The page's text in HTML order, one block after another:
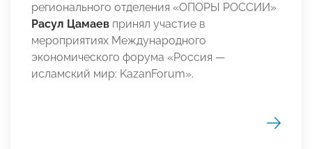
регионального отделения «ОПОРЫ РОССИИ»
Расул Цамаев принял участие в
мероприятиях Международного
экономического форума «Россия —
исламский мир: KazanForum».